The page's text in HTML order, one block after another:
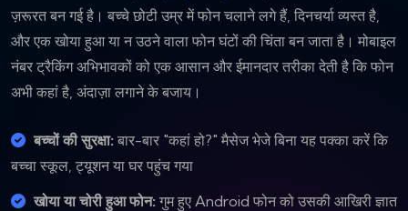
ज़रूरत बन गई है। बच्चे छोटी उम्र में फोन चलाने लगे हैं, दिनचर्या व्यस्त है,
और एक खोया हुआ या न उठने वाला फोन घंटों की चिंता बन जाता है। मोबाइल
नंबर ट्रैकिंग अभिभावकों को एक आसान और ईमानदार तरीका देती है कि फोन
अभी कहां है, अंदाज़ा लगाने के बजाय।
बच्चों की सुरक्षा: बार-बार "कहां हो?" मैसेज भेजे बिना यह पक्का करें कि
बच्चा स्कूल, ट्यूशन या घर पहुंच गया
खोया या चोरी हुआ फोन: गुम हुए Android फोन को उसकी आखिरी ज्ञात